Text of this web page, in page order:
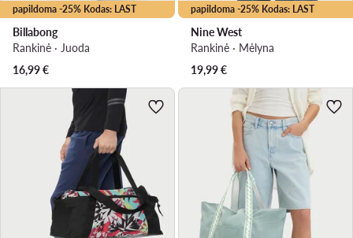
papildoma -25% Kodas: LAST
Billabong
Rankinė · Juoda
16,99€
papildoma -25% Kodas: LAST
Nine West
Rankinė · Mėlyna
19,99€